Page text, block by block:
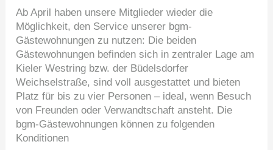
Ab April haben unsere Mitglieder wieder die
Möglichkeit, den Service unserer bgm-
Gästewohnungen zu nutzen: Die beiden
Gästewohnungen befinden sich in zentraler Lage am
Kieler Westring bzw. der Büdelsdorfer
Weichselstraße, sind voll ausgestattet und bieten
Platz für bis zu vier Personen – ideal, wenn Besuch
von Freunden oder Verwandtschaft ansteht. Die
bgm-Gästewohnungen können zu folgenden
Konditionen